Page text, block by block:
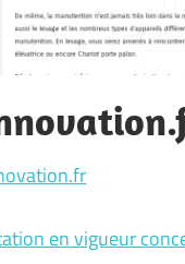
en vigueur